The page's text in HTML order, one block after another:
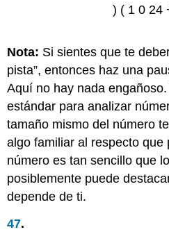
) ( 1 0 24
Nota: Si sientes que te
pista”, entonces haz una
Aquí no hay nada
estándar para analizar
tamaño mismo del número
algo familiar al respecto que
número es tan sencillo que
posiblemente puede
depende de ti.
47.